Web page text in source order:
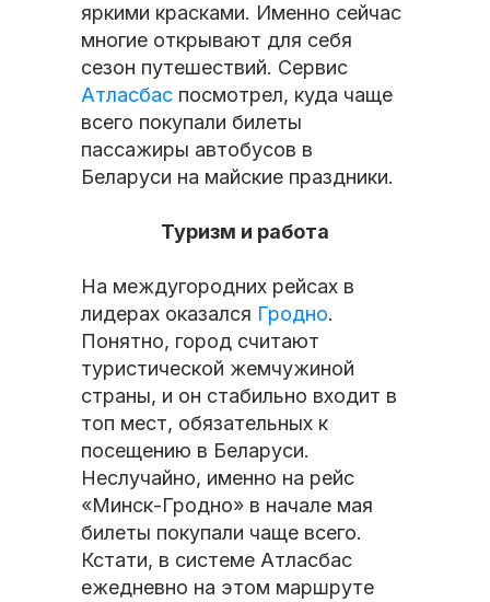
яркими красками. Именно сейчас
многие открывают для себя
сезон путешествий. Сервис
Атласбас посмотрел, куда чаще
всего покупали билеты
пассажиры автобусов в
Беларуси на майские праздники.
Туризм и работа
На междугородних рейсах в
лидерах оказался Гродно.
Понятно, город считают
туристической жемчужиной
страны, и он стабильно входит в
топ мест, обязательных к
посещению в Беларуси.
Неслучайно, именно на рейс
«Минск-Гродно» в начале мая
билеты покупали чаще всего.
Кстати, в системе Атласбас
ежедневно на этом маршруте